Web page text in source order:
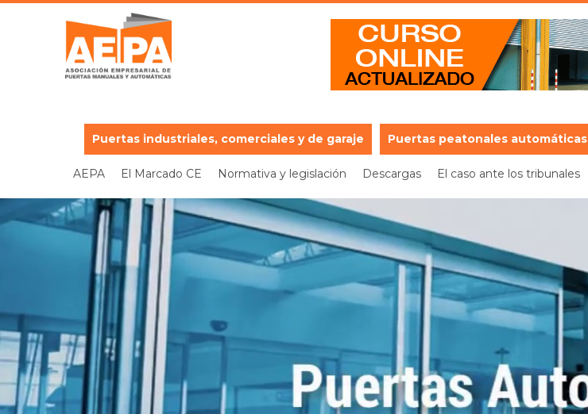
Puertas industriales, comerciales y de garaje Puertas peatonales automáticas
AEPA El Marcado CE Normativa y legislación Descargas El caso ante los tribunales